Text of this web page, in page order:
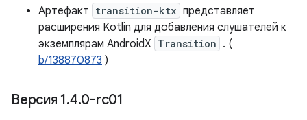
Артефакт transition-ktx представляет
расширения Kotlin для добавления слушателей к
экземплярам AndroidX Transition . (
b/138870873 )
Версия 1.4.0-rc01